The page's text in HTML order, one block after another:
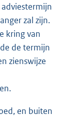
zal zijn.
kring van
de termijn
zienswijze
en buiten